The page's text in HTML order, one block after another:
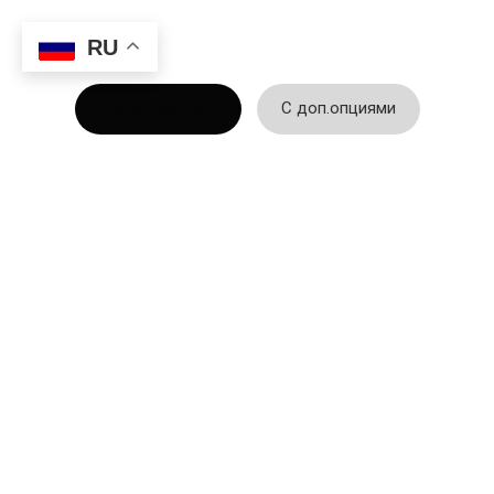
С доп.опциями
RU